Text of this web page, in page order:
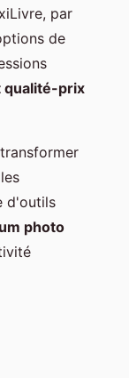
par
de
qualité-prix
d'outils
photo